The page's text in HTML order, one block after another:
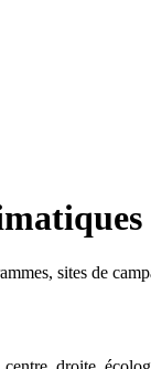
sites de